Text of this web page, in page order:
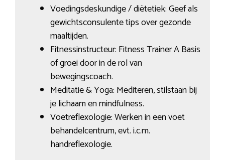
Voedingsdeskundige / diëtetiek: Geef als
gewichtsconsulente tips over gezonde
maaltijden.
Fitnessinstructeur: Fitness Trainer A Basis
of groei door in de rol van
bewegingscoach.
Meditatie & Yoga: Mediteren, stilstaan bij
je lichaam en mindfulness.
Voetreflexologie: Werken in een voet
behandelcentrum, evt. i.c.m.
handreflexologie.